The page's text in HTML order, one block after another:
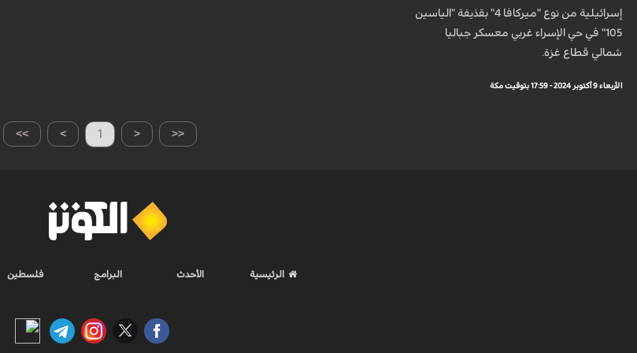
إسرائيلية من نوع "ميركافا 4" بقذيفة "الياسين
105" في حي الإسراء غربي معسكر جباليا
شمالي قطاع غزة.
الأربعاء 9 أكتوبر 2024 - 17:59 بتوقيت مكة
>> > 1 < <<
الرئيسية الأحدث البرامج فلسطين